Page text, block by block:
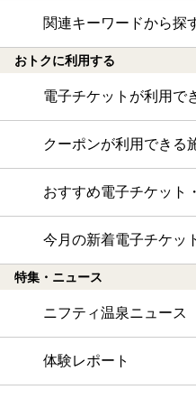
関連キーワードから探
おトクに利用する
電子チケットが利用で
クーポンが利用できる
おすすめ電子チケット
今月の新着電子チケッ
特集・ニュース
ニフティ温泉ニュース
体験レポート